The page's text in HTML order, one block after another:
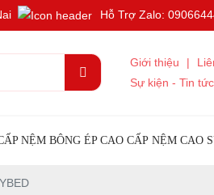
Hỗ Trợ Zalo:
Giới thiệu |
Sự kiện - Tin tức
NỆM BÔNG ÉP CAO CẤP NỆM CAO